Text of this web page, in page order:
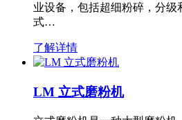
业设备，包括超细粉碎，分
式…
了解详情
LM 立式磨粉机